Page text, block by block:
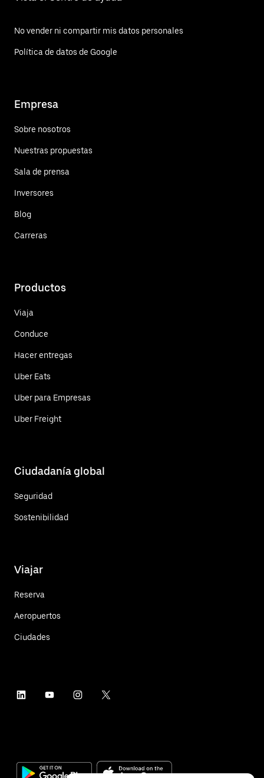
No vender ni compartir mis datos personales
Política de datos de Google
Empresa
Sobre nosotros
Nuestras propuestas
Sala de prensa
Inversores
Blog
Carreras
Productos
Viaja
Conduce
Hacer entregas
Uber Eats
Uber para Empresas
Uber Freight
Ciudadanía global
Seguridad
Sostenibilidad
Viajar
Reserva
Aeropuertos
Ciudades